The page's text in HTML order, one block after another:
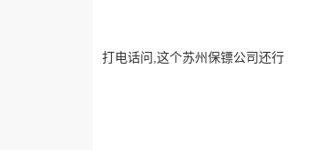
打电话问,这个苏州保镖公司还行